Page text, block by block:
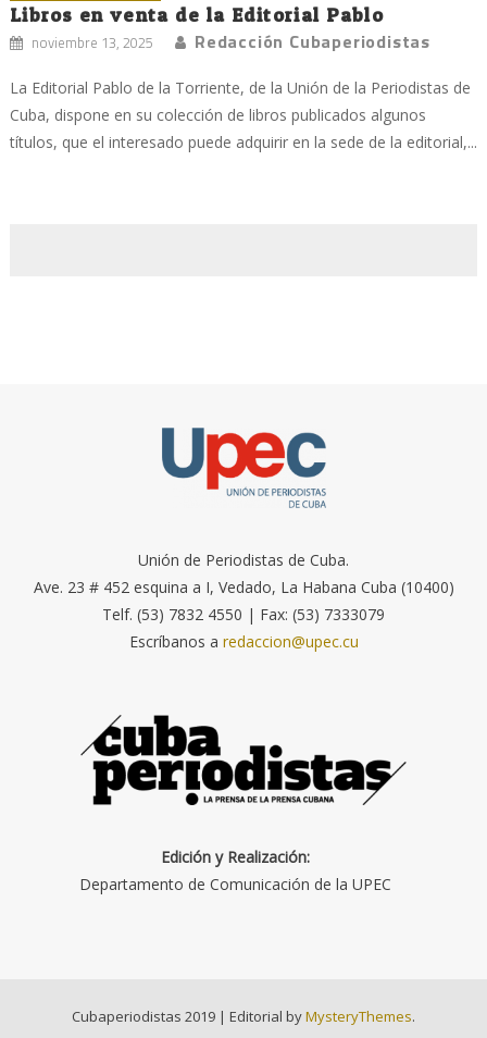
Libros en venta de la Editorial Pablo
noviembre 13, 2025 Redacción Cubaperiodistas
La Editorial Pablo de la Torriente, de la Unión de la Periodistas de
Cuba, dispone en su colección de libros publicados algunos
títulos, que el interesado puede adquirir en la sede de la editorial,...
Unión de Periodistas de Cuba.
Ave. 23 # 452 esquina a I, Vedado, La Habana Cuba (10400)
Telf. (53) 7832 4550 | Fax: (53) 7333079
Escríbanos a redaccion@upec.cu
Edición y Realización:
Departamento de Comunicación de la UPEC
Cubaperiodistas 2019 | Editorial byMysteryThemes.